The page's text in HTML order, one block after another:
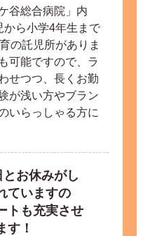
谷総合病院」内
から小学4年生まで
の託児所がありま
可能ですので、ラ
せつつ、長くお勤
が浅い方やブラン
いらっしゃる方に
お休みがし
ていますの
トも充実させ
す！